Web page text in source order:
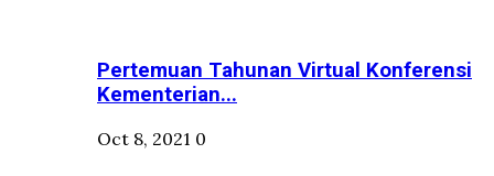
Pertemuan Tahunan Virtual Konferensi
Kementerian...
Oct 8, 2021 0